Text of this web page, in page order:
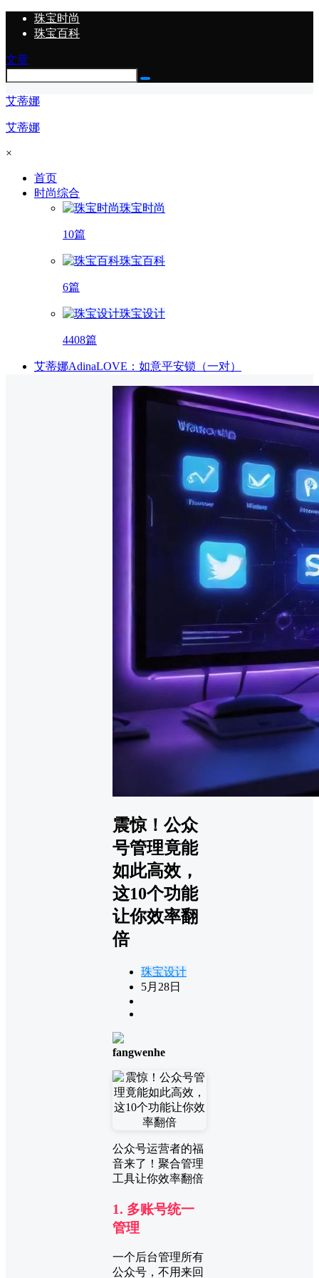
珠宝时尚
珠宝百科
文章
艾蒂娜
艾蒂娜
×
首页
时尚综合
珠宝时尚
10篇
珠宝百科
6篇
珠宝设计
4408篇
艾蒂娜AdinaLOVE：如意平安锁（一对）
震惊！公众
号管理竟能
如此高效，
这10个功能
让你效率翻
倍
珠宝设计
5月28日
fangwenhe
公众号运营者的福
音来了！聚合管理
工具让你效率翻倍
1. 多账号统一
管理
一个后台管理所有
公众号，不用来回